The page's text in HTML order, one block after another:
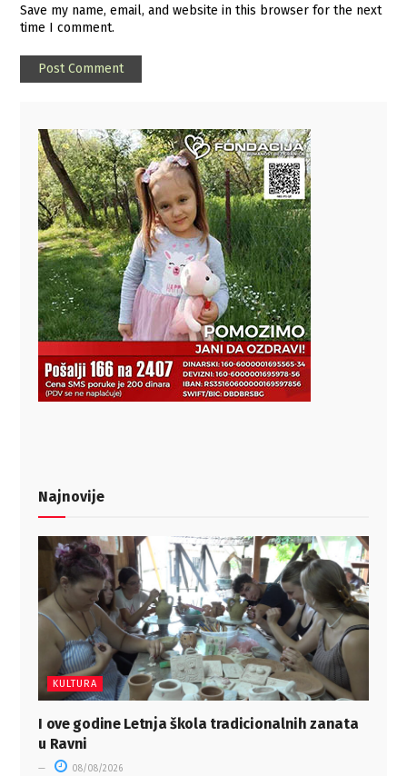
Save my name, email, and website in this browser for the next
time I comment.
Najnovije
KULTURA
I ove godine Letnja škola tradicionalnih zanata
u Ravni
08/08/2026